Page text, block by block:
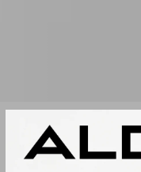
GIÀY BÚP